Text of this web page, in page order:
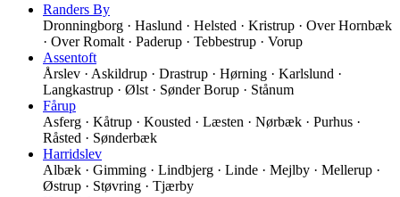
Randers By
Dronningborg · Haslund · Helsted · Kristrup · Over Hornbæk
· Over Romalt · Paderup · Tebbestrup · Vorup
Assentoft
Årslev · Askildrup · Drastrup · Hørning · Karlslund ·
Langkastrup · Ølst · Sønder Borup · Stånum
Fårup
Asferg · Kåtrup · Kousted · Læsten · Nørbæk · Purhus ·
Råsted · Sønderbæk
Harridslev
Albæk · Gimming · Lindbjerg · Linde · Mejlby · Mellerup ·
Østrup · Støvring · Tjærby